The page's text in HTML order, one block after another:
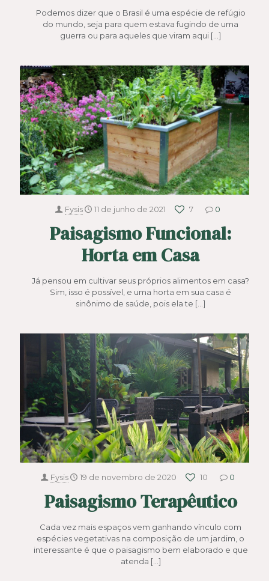
Podemos dizer que o Brasil é uma espécie de refúgio
do mundo, seja para quem estava fugindo de uma
guerra ou para aqueles que viram aqui […]
Fysis 11 de junho de 2021 7 0
Paisagismo Funcional:
Horta em Casa
Já pensou em cultivar seus próprios alimentos em casa?
Sim, isso é possível, e uma horta em sua casa é
sinônimo de saúde, pois ela te […]
Fysis 19 de novembro de 2020 10 0
Paisagismo Terapêutico
Cada vez mais espaços vem ganhando vínculo com
espécies vegetativas na composição de um jardim, o
interessante é que o paisagismo bem elaborado e que
atenda […]